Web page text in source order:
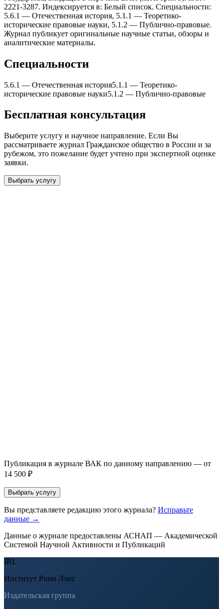
2221-3287. Индексируется в: Белый список. Специальности:
5.6.1 — Отечественная история, 5.1.1 — Теоретико-
исторические правовые науки, 5.1.2 — Публично-правовые.
Журнал публикует оригинальные научные статьи, обзоры и
аналитические материалы.
Специальности
5.6.1 — Отечественная история5.1.1 — Теоретико-
исторические правовые науки5.1.2 — Публично-правовые
Бесплатная консультация
Выберите услугу и научное направление. Если Вы
рассматриваете журнал Гражданское общество в России и за
рубежом, это пожелание будет учтено при экспертной оценке
заявки.
Выбрать услугу
Публикация в журнале ВАК по данному направлению — от
14 500 ₽
Выбрать услугу
Вы представляете редакцию этого журнала? Исправьте
данные →
Данные о журнале предоставлены АСНАП — Академической
Системой Научной Активности и Публикаций
IRL
Институт Рино Лэнс
Издательская группа